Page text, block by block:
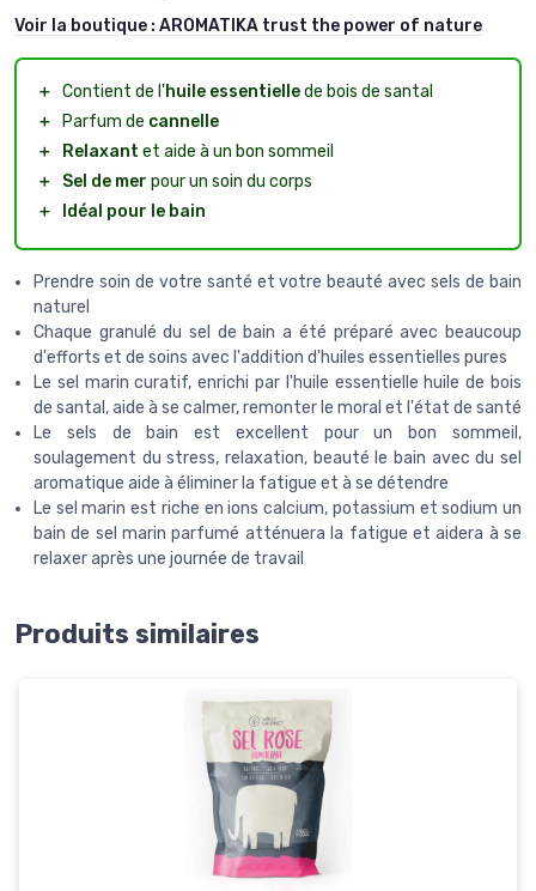
Voir la boutique : AROMATIKA trust the power of nature
＋ Contient de l'huile essentiellede bois de santal
＋
Parfum de cannelle
＋
Relaxant et aide à un bon sommeil
＋
Sel de mer pour un soin du corps
＋
Idéal pour le bain
Prendre soin de votre santé et votre beauté avec sels de bain
naturel
Chaque granulé du sel de bain a été préparé avec beaucoup
d'efforts et de soins avec l'addition d'huiles essentielles pures
Le sel marin curatif, enrichi par l'huile essentielle huile de bois
de santal, aide à se calmer, remonter le moral et l'état de santé
Le sels de bain est excellent pour un bon sommeil,
soulagement du stress, relaxation, beauté le bain avec du sel
aromatique aide à éliminer la fatigue et à se détendre
Le sel marin est riche en ions calcium, potassium et sodium un
bain de sel marin parfumé atténuera la fatigue et aidera à se
relaxer après une journée de travail
Produits similaires